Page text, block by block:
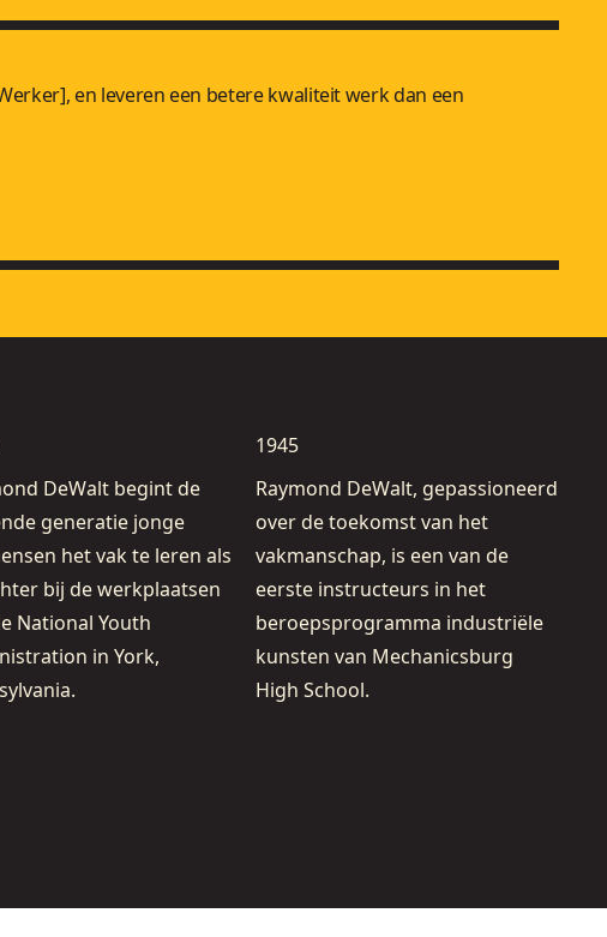
en leveren een betere kwaliteit werk dan een
DeWalt begint de
generatie jonge
het vak te leren als
bij de werkplaatsen
National Youth
in York,
1945
Raymond DeWalt, gepassioneerd
over de toekomst van het
vakmanschap, is een van de
eerste instructeurs in het
beroepsprogramma industriële
kunsten van Mechanicsburg
High School.